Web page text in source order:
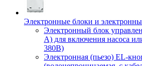
Электронные блоки и
Электронный блок
A) для включения насоса
380В)
Электронная (пьезо) EL-